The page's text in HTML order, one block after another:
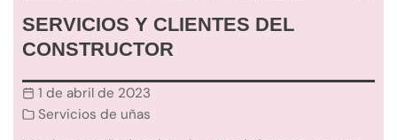
SERVICIOS Y CLIENTES DEL
CONSTRUCTOR
1 de abril de 2023
Servicios de uñas